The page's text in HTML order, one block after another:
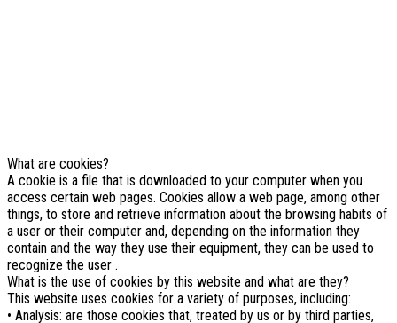
What are cookies?
A cookie is a file that is downloaded to your computer when you
access certain web pages. Cookies allow a web page, among other
things, to store and retrieve information about the browsing habits of
a user or their computer and, depending on the information they
contain and the way they use their equipment, they can be used to
recognize the user .
What is the use of cookies by this website and what are they?
This website uses cookies for a variety of purposes, including:
• Analysis: are those cookies that, treated by us or by third parties,